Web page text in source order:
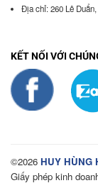
Địa chỉ: 260 Lê
KẾT NỐI VỚI
©2026 HUY HÙNG
Giấy phép kinh